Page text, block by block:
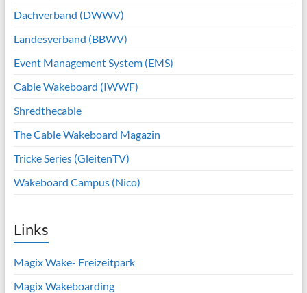
Dachverband (DWWV)
Landesverband (BBWV)
Event Management System (EMS)
Cable Wakeboard (IWWF)
Shredthecable
The Cable Wakeboard Magazin
Tricke Series (GleitenTV)
Wakeboard Campus (Nico)
Links
Magix Wake- Freizeitpark
Magix Wakeboarding